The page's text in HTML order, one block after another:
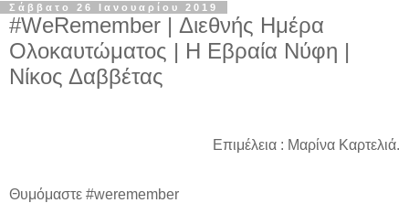
Σάββατο 26 Ιανουαρίου 2019
#WeRemember | Διεθνής Ημέρα
Ολοκαυτώματος | Η Εβραία Νύφη |
Νίκος Δαββέτας
Eπιμέλεια : Μαρίνα Καρτελιά.
Θυμόμαστε #weremember